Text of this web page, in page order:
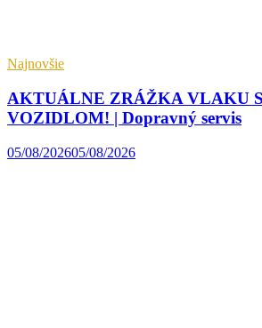
Najnovšie
AKTUÁLNE ZRÁŽKA VLAKU
VOZIDLOM! | Dopravný servis
05/08/202605/08/2026